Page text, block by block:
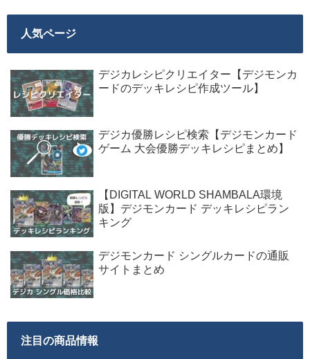
人気ページ
デジカレシピクリエイター【デジモンカ
ードのデッキレシピ作成ツール】
デジカ優勝レシピ検索【デジモンカード
ゲーム 大会優勝デッキレシピまとめ】
【DIGITAL WORLD SHAMBALA環境
版】デジモンカード デッキレシピラン
キング
デジモンカード シングルカードの通販
サイトまとめ
注目の商品情報